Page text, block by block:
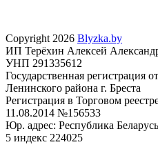
Copyright 2026 Blyzka.by
ИП Терёхин Алексей
УНП 291335612
Государственная регистрация
Ленинского района г. Бреста
Регистрация в Торговом
11.08.2014 №156533
Юр. адрес: Республика
5 индекс 224025